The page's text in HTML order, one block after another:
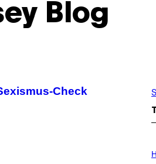
Blog
Check
L